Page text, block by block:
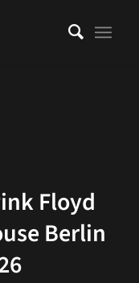
Floyd
Berlin